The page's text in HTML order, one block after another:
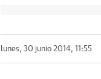
lunes, 30 junio 2014, 11:55